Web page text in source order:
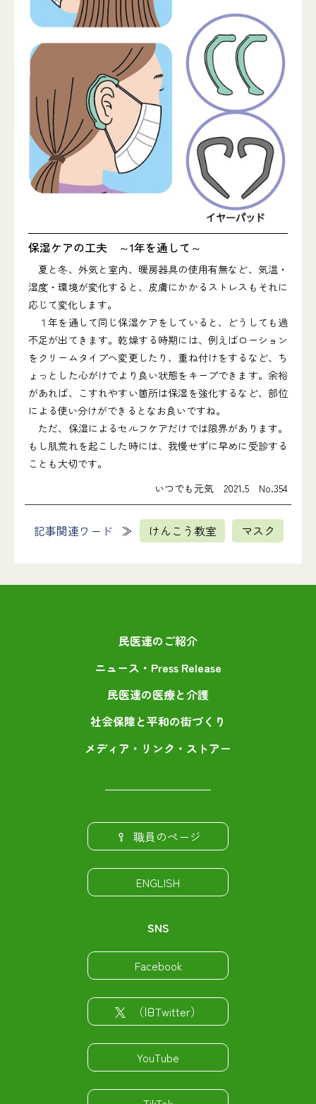
保湿ケアの工夫 ～1年を通して～
夏と冬、外気と室内、暖房器具の使用有無など、気温・
湿度・環境が変化すると、皮膚にかかるストレスもそれに
応じて変化します。
１年を通して同じ保湿ケアをしていると、どうしても過
不足が出てきます。乾燥する時期には、例えばローション
をクリームタイプへ変更したり、重ね付けをするなど、ち
ょっとした心がけでより良い状態をキープできます。余裕
があれば、こすれやすい箇所は保湿を強化するなど、部位
による使い分けができるとなお良いですね。
ただ、保湿によるセルフケアだけでは限界があります。
もし肌荒れを起こした時には、我慢せずに早めに受診する
ことも大切です。
いつでも元気 2021.5 No.354
記事関連ワード けんこう教室 マスク
民医連のご紹介
ニュース・Press Release
民医連の医療と介護
社会保障と平和の街づくり
メディア・リンク・ストアー
職員のページ
ENGLISH
SNS
Facebook
（旧Twitter）
YouTube